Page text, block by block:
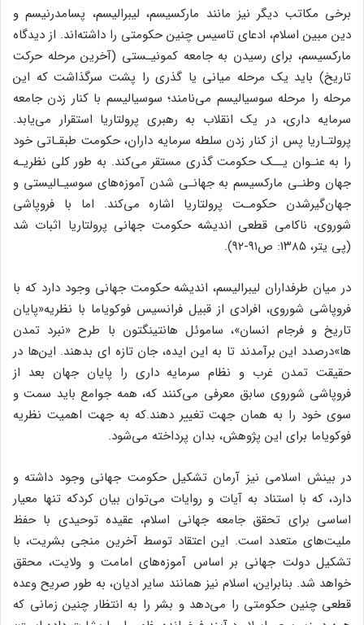
برخی مکاتب دیگر نیز مانند مارکسیسم، لیبرالیسم، پسامدرنیسم و
دین مبین اسلام، ادعای تاسیس چنین حکومتی را داشته‌اند. از دیدگاه
مارکسیسم، برای رسیدن به جامعه کمونیـستی (آخرین مرحله حرکت
تاریخ) باید یک مرحله میانی یا گذری را پشت سرگذاشت که این
مرحله را مرحله سوسیالیسم می‌نامند؛ سوسیالیسم با کنار زدن جامعه
سرمایه داری، در یک انقلاب به رهبری پرولتاریا استقرار می‌یابد.
پرولتـاریا پس از کنار زدن سلطه سرمایه داران، حکومت طبقـاتی خود
را به عنـوان یــک حکومت گذری مستقر می‌کند. به طور کلی نظریـه
جهان وطنـی مارکسیسم به جهانـی شدن آموزه‌های سوسیـالیستی و
جهان‌گیرشدن حکومـت پرولتاریا اشاره می‌کند. اما با فروپاشی
شوروی، ناکامی قطعی اندیشه حکومت جهانی پرولتاریا اثبات شد
(پی یتر، ۱۳۸۵: ص۹۱-۹۲).
در میان طرفداران لیبرالیسم، اندیشه حکومت جهانی وجود دارد که با
فروپاشی شوروی، افرادی از قبیل فرانسیس فوکویاما با نظریه«پایان
تاریخ و فرجام انسان»، ساموئل هانتینگتون با طرح «نبرد تمدن
ها»درصدد این برآمدند تا به این ایده، جان تازه ای بدهند. این‌ها در
حقیقت تمدن غرب و نظام سرمایه داری را پایان جهان بعد از
فروپاشی شوروی سابق معرفی می‌کنند که، همه جوامع باید سمت و
سوی خود را به همان جهت تغییر دهند.که به جهت اهمیت نظریه
فوکویاما برای این پژوهش، بدان پرداخته می‌شود.
در بینش اسلامی نیز آرمان تشکیل حکومت جهانی وجود داشته و
دارد، که با استناد به آیات و روایات می‌توان بیان کردکه تنها معیار
اساسی برای تحقق جامعه جهانی اسلام، عقیده توحیدی با حفظ
ملیت‌های متعدد است. این اعتقاد توسط آخرین منجی بشریت، با
تشکیل دولت جهانی بر اساس آموزه‌های امامت و ولایت، محقق
خواهد شد. بنابراین، اسلام نیز همانند سایر ادیان، به طور صریح وعده
قطعی چنین حکومتی را می‌دهد و بشر را به انتظار چنین زمانی که